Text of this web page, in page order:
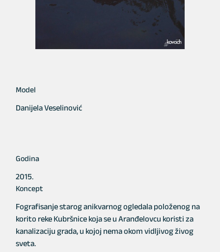
Model
Danijela Veselinović
Godina
2015.
Koncept
Fografisanje starog anikvarnog ogledala položenog na
korito reke Kubršnice koja se u Aranđelovcu koristi za
kanalizaciju grada, u kojoj nema okom vidljivog živog
sveta.